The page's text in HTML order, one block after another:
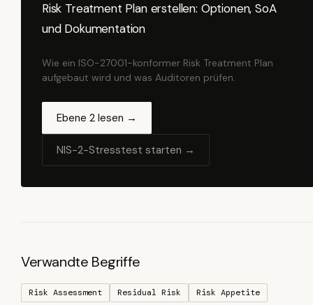
Risk Treatment Plan erstellen: Optionen, SoA
und Dokumentation
Wie ein ISO-27001-konformer Risk Treatment Plan
aufgebaut wird und was Auditoren prüfen.
Ebene 2 lesen →
NIS-2-Stresstest starten →
Verwandte Begriffe
Risk Assessment Residual Risk Risk Appetite